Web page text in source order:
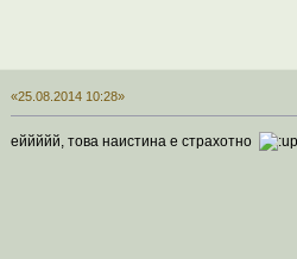
«25.08.2014 10:28»
еййййй, това наистина е страхотно